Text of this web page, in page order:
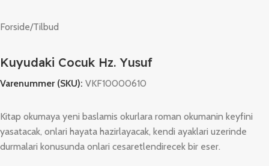
Forside/Tilbud
Kuyudaki Cocuk Hz. Yusuf
Varenummer (SKU): VKF10000610
Kitap okumaya yeni baslamis okurlara roman okumanin keyfini
yasatacak, onlari hayata hazirlayacak, kendi ayaklari uzerinde
durmalari konusunda onlari cesaretlendirecek bir eser.